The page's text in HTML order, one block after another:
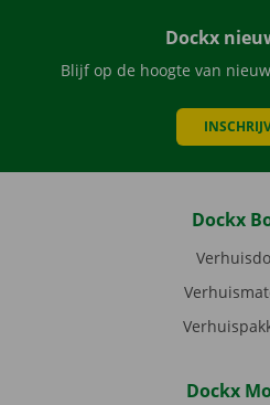
Dockx
Blijf op de hoogte van
Dockx
Dockx